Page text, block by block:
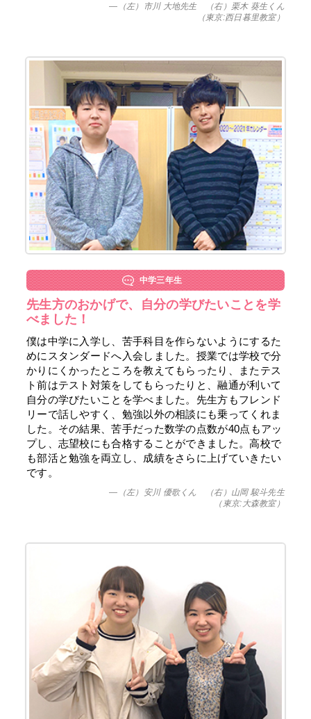
—（左）市川 大地先生 （右）栗木 葵生くん
（東京:西日暮里教室）
中学三年生
先生方のおかげで、自分の学びたいことを学
べました！
僕は中学に入学し、苦手科目を作らないようにするた
めにスタンダードへ入会しました。授業では学校で分
かりにくかったところを教えてもらったり、またテス
ト前はテスト対策をしてもらったりと、融通が利いて
自分の学びたいことを学べました。先生方もフレンド
リーで話しやすく、勉強以外の相談にも乗ってくれま
した。その結果、苦手だった数学の点数が40点もアッ
プし、志望校にも合格することができました。高校で
も部活と勉強を両立し、成績をさらに上げていきたい
です。
—（左）安川 優歌くん （右）山岡 駿斗先生
（東京:大森教室）